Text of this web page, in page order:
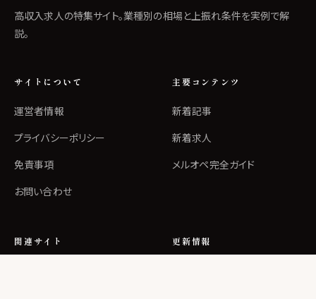
高収入求人の特集サイト。業種別の相場と上振れ条件を実例で解
説。
サイトについて
運営者情報
プライバシーポリシー
免責事項
お問い合わせ
主要コンテンツ
新着記事
新着求人
メルオペ完全ガイド
関連サイト 更新情報